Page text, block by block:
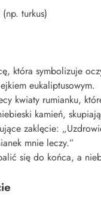
turkus)
która symbolizuje
eukaliptusowym.
kwiaty rumianku,
kamień,
zaklęcie:
mnie leczy.”
się do końca, a